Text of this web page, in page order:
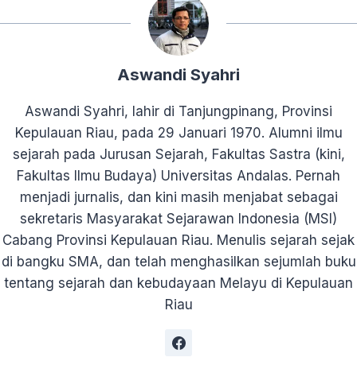
Aswandi Syahri
Aswandi Syahri, lahir di Tanjungpinang, Provinsi
Kepulauan Riau, pada 29 Januari 1970. Alumni ilmu
sejarah pada Jurusan Sejarah, Fakultas Sastra (kini,
Fakultas Ilmu Budaya) Universitas Andalas. Pernah
menjadi jurnalis, dan kini masih menjabat sebagai
sekretaris Masyarakat Sejarawan Indonesia (MSI)
Cabang Provinsi Kepulauan Riau. Menulis sejarah sejak
di bangku SMA, dan telah menghasilkan sejumlah buku
tentang sejarah dan kebudayaan Melayu di Kepulauan
Riau